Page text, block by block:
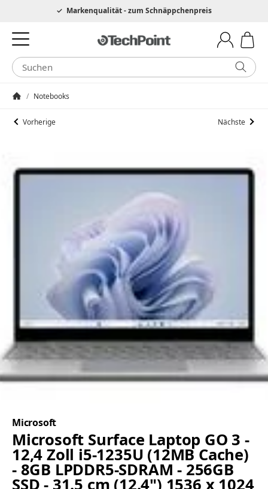
Hotline 0049 6205 3079975Markenqualität - zum Schnäppchenpreis
/ Notebooks
Vorherige Nächste
Microsoft
Microsoft Surface Laptop GO 3 -
12,4 Zoll i5-1235U (12MB Cache)
- 8GB LPDDR5-SDRAM - 256GB
SSD - 31.5 cm (12.4") 1536 x 1024